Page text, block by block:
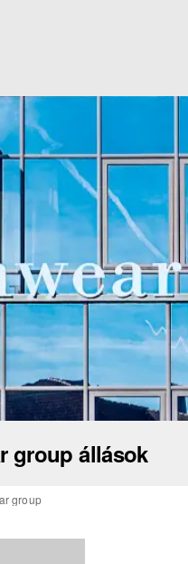
group állások
group